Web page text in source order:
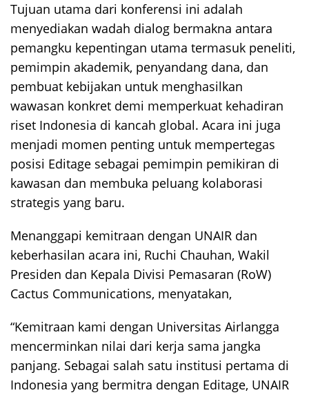
Tujuan utama dari konferensi ini adalah
menyediakan wadah dialog bermakna antara
pemangku kepentingan utama termasuk peneliti,
pemimpin akademik, penyandang dana, dan
pembuat kebijakan untuk menghasilkan
wawasan konkret demi memperkuat kehadiran
riset Indonesia di kancah global. Acara ini juga
menjadi momen penting untuk mempertegas
posisi Editage sebagai pemimpin pemikiran di
kawasan dan membuka peluang kolaborasi
strategis yang baru.
Menanggapi kemitraan dengan UNAIR dan
keberhasilan acara ini, Ruchi Chauhan, Wakil
Presiden dan Kepala Divisi Pemasaran (RoW)
Cactus Communications, menyatakan,
“Kemitraan kami dengan Universitas Airlangga
mencerminkan nilai dari kerja sama jangka
panjang. Sebagai salah satu institusi pertama di
Indonesia yang bermitra dengan Editage, UNAIR